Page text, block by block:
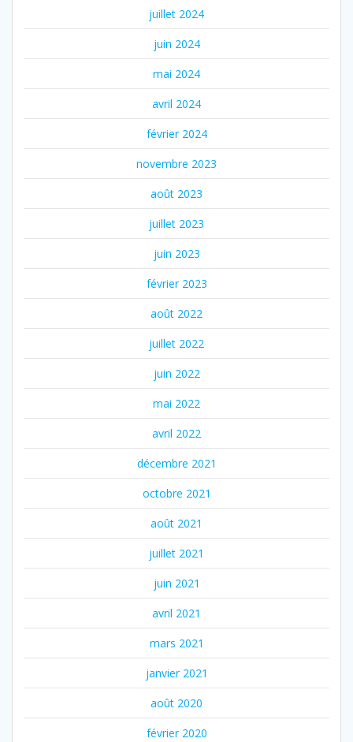
juillet 2024
juin 2024
mai 2024
avril 2024
février 2024
novembre 2023
août 2023
juillet 2023
juin 2023
février 2023
août 2022
juillet 2022
juin 2022
mai 2022
avril 2022
décembre 2021
octobre 2021
août 2021
juillet 2021
juin 2021
avril 2021
mars 2021
janvier 2021
août 2020
février 2020